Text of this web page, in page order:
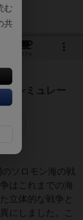
カフェ
細シミュレー
ソロモン海の戦
はこれまでの海
立体的な戦争と
にしました。こ
む
共